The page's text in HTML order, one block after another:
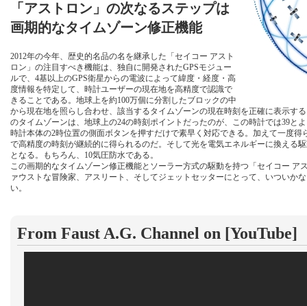
「アストロン」の次なるステップは
画期的なタイムゾーン修正機能
2012年の今年、歴史的名品の名を継承した「セイコー アスト
ロン」の注目すべき機能は、独自に開発されたGPSモジュー
ルで、4基以上のGPS衛星からの電波によって緯度・経度・高
度情報を特定して、時計ユーザーの現在地を高精度で認識で
きることである。地球上を約100万個に分割したブロックの中
から現在地を照らし合わせ、該当するタイムゾーンの現在時刻を正確に表示す
のタイムゾーンは、地球上の24の時刻ポイントだったのが、この時計では39と
時計本体の2時位置の側面ボタンを押すだけで素早く対応できる。加えて一度
で高精度の時刻が継続的に得られるのだ。そして光を電気エネルギーに換える
となる。もちろん、10気圧防水である。
この画期的なタイムゾーン修正機能とソーラー方式の駆動を持つ「セイコー ア
ァウストな冒険家、アスリート、そしてジェットセッターにとって、いついか
い。
From Faust A.G. Channel on [YouTube]